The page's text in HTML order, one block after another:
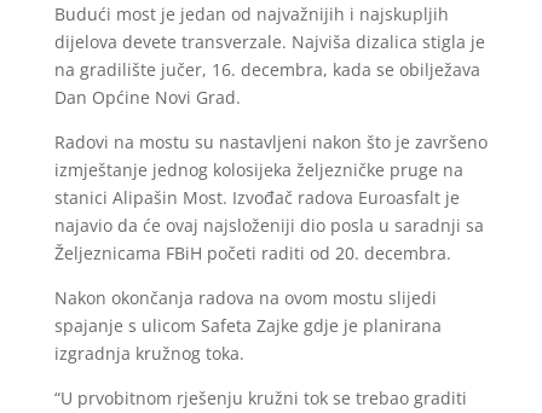
Budući most je jedan od najvažnijih i najskupljih
dijelova devete transverzale. Najviša dizalica stigla je
na gradilište jučer, 16. decembra, kada se obilježava
Dan Općine Novi Grad.
Radovi na mostu su nastavljeni nakon što je završeno
izmještanje jednog kolosijeka željezničke pruge na
stanici Alipašin Most. Izvođač radova Euroasfalt je
najavio da će ovaj najsloženiji dio posla u saradnji sa
Željeznicama FBiH početi raditi od 20. decembra.
Nakon okončanja radova na ovom mostu slijedi
spajanje s ulicom Safeta Zajke gdje je planirana
izgradnja kružnog toka.
“U prvobitnom rješenju kružni tok se trebao graditi